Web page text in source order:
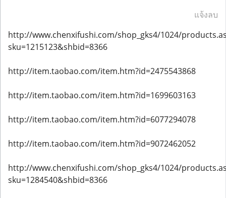
แจ้งลบ
http://www.chenxifushi.com/shop_gks4/1024/
sku=1215123&shbid=8366
http://item.taobao.com/item.htm?id=2475543868
http://item.taobao.com/item.htm?id=1699603163
http://item.taobao.com/item.htm?id=6077294078
http://item.taobao.com/item.htm?id=9072462052
http://www.chenxifushi.com/shop_gks4/1024/
sku=1284540&shbid=8366